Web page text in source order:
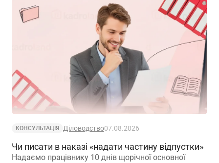
КОНСУЛЬТАЦІЯ Діловодство07.08.2026
Чи писати в наказі «надати частину відпустки»
Надаємо працівнику 10 днів щорічної основної